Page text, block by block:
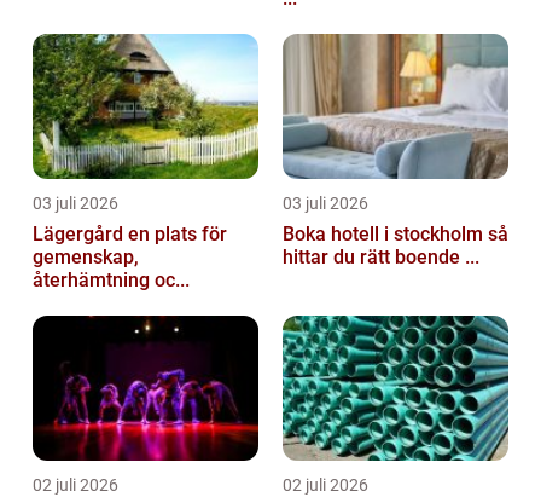
03 juli 2026
Lägergård en plats för
gemenskap,
återhämtning oc...
03 juli 2026
Boka hotell i stockholm så
hittar du rätt boende ...
02 juli 2026 02 juli 2026